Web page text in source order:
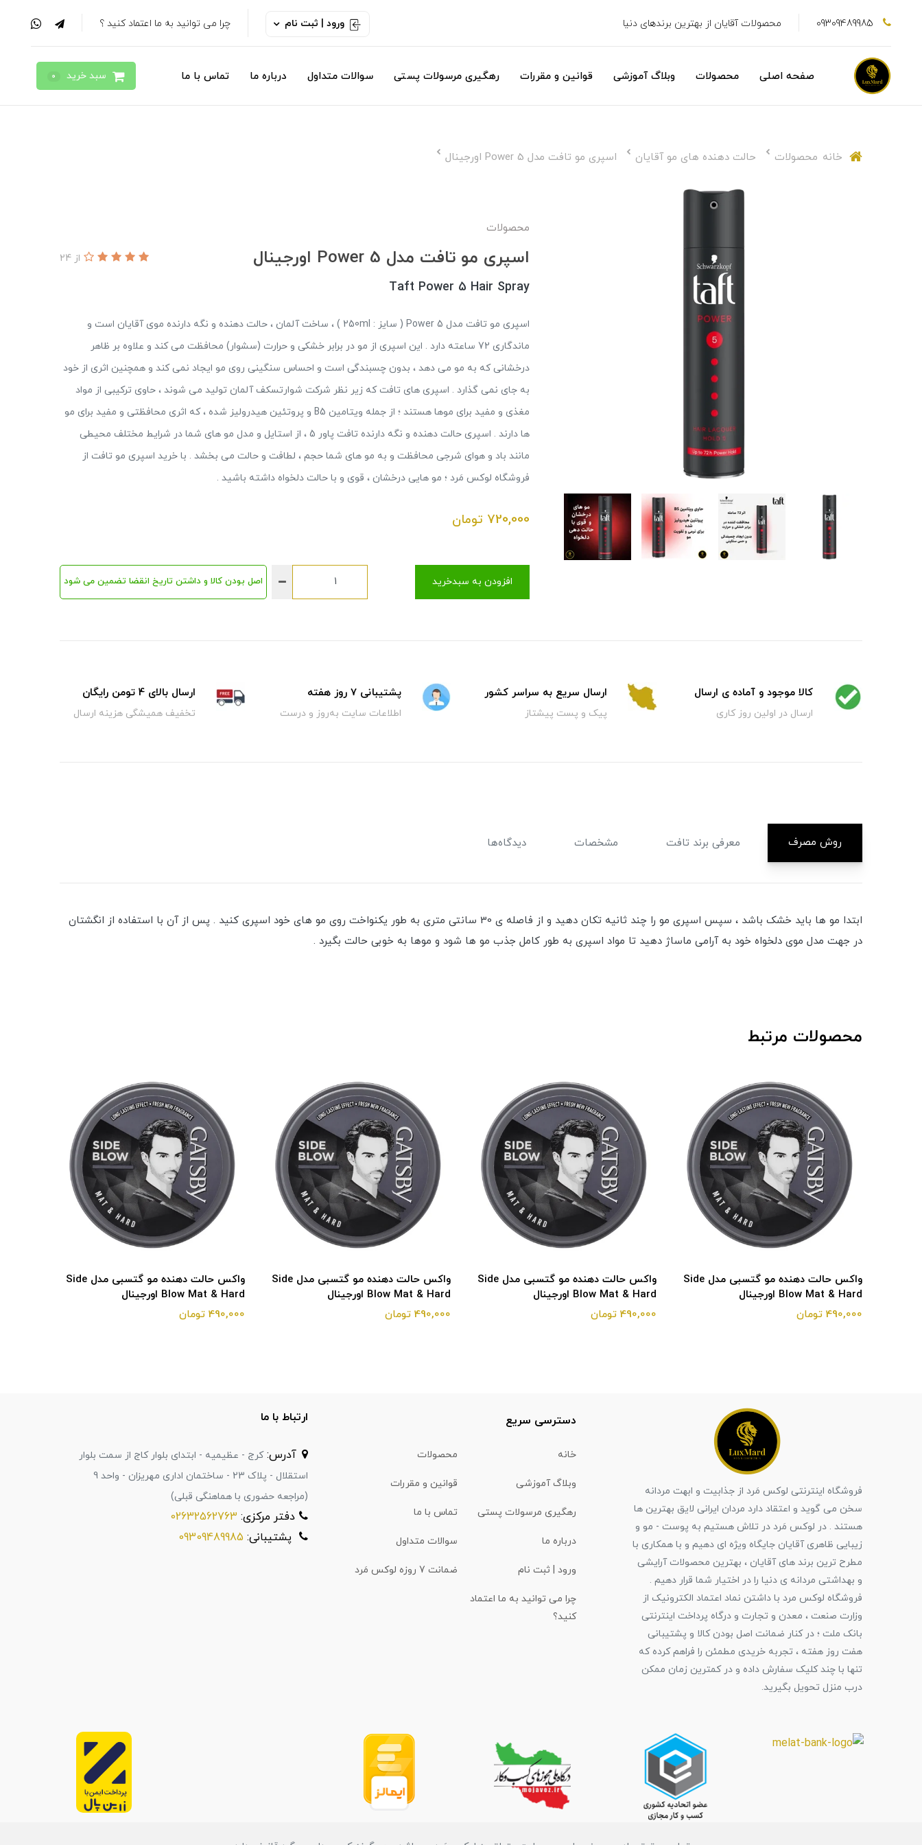
09309489985 محصولات آقایان از بهترین برندهای دنیا ورود | ثبت نام چرا می توانید به ما اعتماد کنید ؟
صفحه اصلی محصولات وبلاگ آموزشی قوانین و مقررات رهگیری مرسولات پستی سوالات متداول درباره ما تماس با ما سبد خرید 0
خانه محصولات حالت دهنده های مو آقایان اسپری مو تافت مدل Power 5 اورجینال
محصولات
اسپری مو تافت مدل Power 5 اورجینال از 24
Taft Power 5 Hair Spray
اسپری مو تافت مدل Power 5 ( سایز : 250ml ) ، ساخت آلمان ، حالت دهنده و نگه دارنده موی آقایان است و
ماندگاری 72 ساعته دارد . این اسپری از مو در برابر خشکی و حرارت (سشوار) محافظت می کند و علاوه بر ظاهر
درخشانی که به مو می دهد ، بدون چسبندگی است و احساس سنگینی روی مو ایجاد نمی کند و همچنین اثری از خود
به جای نمی گذارد . اسپری های تافت که زیر نظر شرکت شوارتسکف آلمان تولید می شوند ، حاوی ترکیبی از مواد
مغذی و مفید برای موها هستند ؛ از جمله ویتامین B5 و پروتئین هیدرولیز شده ، که اثری محافظتی و مفید برای مو
ها دارند . اسپری حالت دهنده و نگه دارنده تافت پاور 5 ، از استایل و مدل مو های شما در شرایط مختلف محیطی
مانند باد و هوای شرجی محافظت و به مو های شما حجم ، لطافت و حالت می بخشد . با خرید اسپری مو تافت از
فروشگاه لوکس مَرد ؛ مو هایی درخشان ، قوی و با حالت دلخواه داشته باشید .
720,000 تومان
افزودن به سبدخرید اصل بودن کالا و داشتن تاریخ انقضا تضمین می شود
کالا موجود و آماده ی ارسال
ارسال در اولین روز کاری
ارسال سریع به سراسر کشور
پیک و پست پیشتاز
پشتیبانی 7 روز هفته
اطلاعات سایت به‌روز و درست
ارسال بالای 4 تومن رایگان
تخفیف همیشگی هزینه ارسال
روش مصرف معرفی برند تافت مشخصات دیدگاه‌ها
ابتدا مو ها باید خشک باشد ، سپس اسپری مو را چند ثانیه تکان دهید و از فاصله ی 30 سانتی متری به طور یکنواخت روی مو های خود اسپری کنید . پس از آن با استفاده از انگشتان
در جهت مدل موی دلخواه خود به آرامی ماساژ دهید تا مواد اسپری به طور کامل جذب مو ها شود و موها به خوبی حالت بگیرد .
محصولات مرتبط
واکس حالت دهنده مو گتسبی مدل Side
Blow Mat & Hard اورجینال
490,000 تومان
واکس حالت دهنده مو گتسبی مدل Side
Blow Mat & Hard اورجینال
490,000 تومان
واکس حالت دهنده مو گتسبی مدل Side
Blow Mat & Hard اورجینال
490,000 تومان
واکس حالت دهنده مو گتسبی مدل Side
Blow Mat & Hard اورجینال
490,000 تومان
فروشگاه اینترنتی لوکس مَرد از جذابیت و ابهت مردانه
سخن می گوید و اعتقاد دارد مردان ایرانی لایق بهترین ها
هستند . در لوکس مَرد در تلاش هستیم به پوست - مو و
زیبایی ظاهری آقایان جایگاه ویژه ای دهیم و با همکاری با
مطرح ترین برند های آقایان ، بهترین محصولات آرایشی
و بهداشتی مردانه ی دنیا را در اختیار شما قرار دهیم .
فروشگاه لوکس مرد با داشتن نماد اعتماد الکترونیک از
وزارت صنعت ، معدن و تجارت و درگاه پرداخت اینترنتی
بانک ملت ؛ در کنار ضمانت اصل بودن کالا و پشتیبانی
هفت روز هفته ، تجربه خریدی مطمئن را فراهم کرده که
تنها با چند کلیک سفارش داده و در کمترین زمان ممکن
درب منزل تحویل بگیرید.
دسترسی سریع
خانه محصولات
وبلاگ آموزشی قوانین و مقررات
رهگیری مرسولات پستی تماس با ما
درباره ما سوالات متداول
ورود | ثبت نام ضمانت 7 روزه لوکس مَرد
چرا می توانید به ما اعتماد
کنید؟
ارتباط با ما
آدرس:کرج - عظیمیه - ابتدای بلوار کاج از سمت بلوار
استقلال - پلاک 23 - ساختمان اداری مهریزان - واحد 9
(مراجعه حضوری با هماهنگی قبلی)
دفتر مرکزی: 02632562763
پشتیبانی: 09309489985